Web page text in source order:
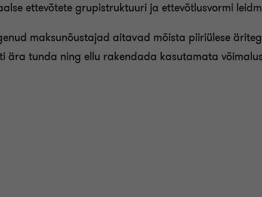
ettevõtete grupistruktuuri ja ettevõtlusvormi
maksunõustajad aitavad mõista piiriülese
ära tunda ning ellu rakendada kasutamata